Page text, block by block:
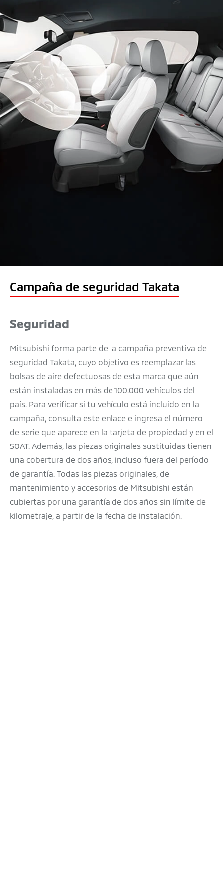
Campaña de seguridad Takata
Seguridad
Mitsubishi forma parte de la campaña preventiva de
seguridad Takata, cuyo objetivo es reemplazar las
bolsas de aire defectuosas de esta marca que aún
están instaladas en más de 100.000 vehículos del
país. Para verificar si tu vehículo está incluido en la
campaña, consulta este enlace e ingresa el número
de serie que aparece en la tarjeta de propiedad y en el
SOAT. Además, las piezas originales sustituidas tienen
una cobertura de dos años, incluso fuera del período
de garantía. Todas las piezas originales, de
mantenimiento y accesorios de Mitsubishi están
cubiertas por una garantía de dos años sin límite de
kilometraje, a partir de la fecha de instalación.